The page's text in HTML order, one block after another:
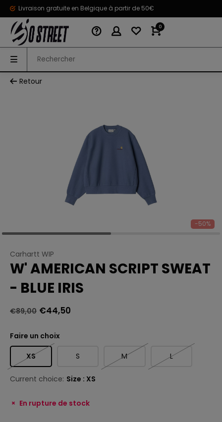
Livraison gratuite en Belgique à partir de 50€
0
Retour
-50%
Carhartt WIP
W' AMERICAN SCRIPT SWEAT
- BLUE IRIS
€89,00 €44,50
Faire un choix
XS S M L
Current choice: Size : XS
En rupture de stock